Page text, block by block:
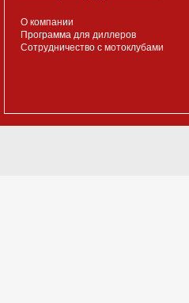
О компании
Программа для диллеров
Сотрудничество с мотоклубами